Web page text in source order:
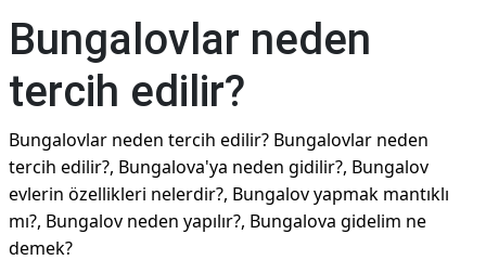
Bungalovlar neden
tercih edilir?
Bungalovlar neden tercih edilir? Bungalovlar neden
tercih edilir?, Bungalova'ya neden gidilir?, Bungalov
evlerin özellikleri nelerdir?, Bungalov yapmak mantıklı
mı?, Bungalov neden yapılır?, Bungalova gidelim ne
demek?